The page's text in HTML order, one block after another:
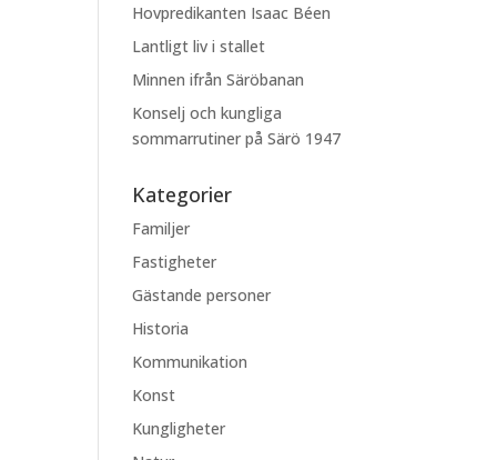
Hovpredikanten Isaac Béen
Lantligt liv i stallet
Minnen ifrån Säröbanan
Konselj och kungliga
sommarrutiner på Särö 1947
Kategorier
Familjer
Fastigheter
Gästande personer
Historia
Kommunikation
Konst
Kungligheter